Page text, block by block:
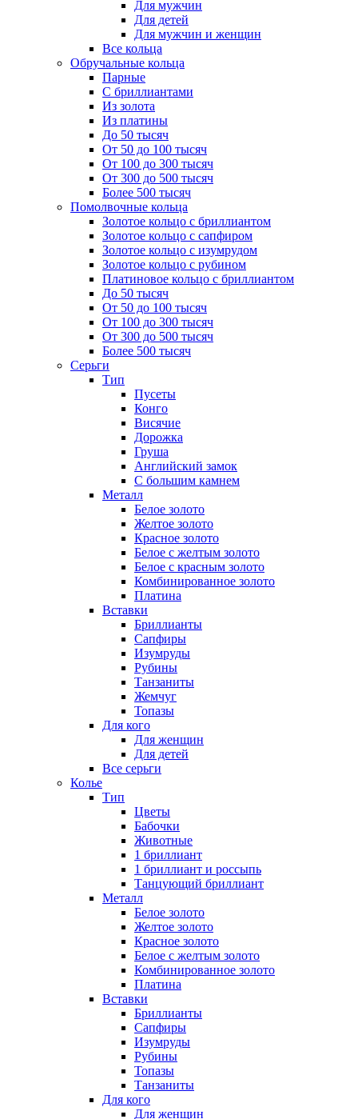
Для мужчин
Для детей
Для мужчин и женщин
Все кольца
Обручальные кольца
Парные
С бриллиантами
Из золота
Из платины
До 50 тысяч
От 50 до 100 тысяч
От 100 до 300 тысяч
От 300 до 500 тысяч
Более 500 тысяч
Помолвочные кольца
Золотое кольцо с бриллиантом
Золотое кольцо с сапфиром
Золотое кольцо с изумрудом
Золотое кольцо с рубином
Платиновое кольцо с бриллиантом
До 50 тысяч
От 50 до 100 тысяч
От 100 до 300 тысяч
От 300 до 500 тысяч
Более 500 тысяч
Серьги
Тип
Пусеты
Конго
Висячие
Дорожка
Груша
Английский замок
С большим камнем
Металл
Белое золото
Желтое золото
Красное золото
Белое с желтым золото
Белое с красным золото
Комбинированное золото
Платина
Вставки
Бриллианты
Сапфиры
Изумруды
Рубины
Танзаниты
Жемчуг
Топазы
Для кого
Для женщин
Для детей
Все серьги
Колье
Тип
Цветы
Бабочки
Животные
1 бриллиант
1 бриллиант и россыпь
Танцующий бриллиант
Металл
Белое золото
Желтое золото
Красное золото
Белое с желтым золото
Комбинированное золото
Платина
Вставки
Бриллианты
Сапфиры
Изумруды
Рубины
Топазы
Танзаниты
Для кого
Для женщин